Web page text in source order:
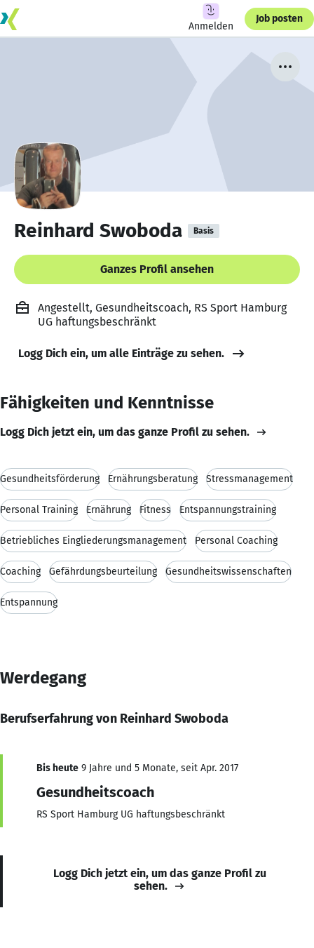
Anmelden
Job posten
Reinhard Swoboda Basis
Ganzes Profil ansehen
Angestellt, Gesundheitscoach, RS Sport Hamburg
UG haftungsbeschränkt
Logg Dich ein, um alle Einträge zu sehen.
Fähigkeiten und Kenntnisse
Logg Dich jetzt ein, um das ganze Profil zu sehen.
Gesundheitsförderung Ernährungsberatung Stressmanagement
Personal Training Ernährung Fitness Entspannungstraining
Betriebliches Eingliederungsmanagement Personal Coaching
Coaching Gefährdungsbeurteilung Gesundheitswissenschaften
Entspannung
Werdegang
Berufserfahrung von Reinhard Swoboda
Bis heute 9 Jahre und 5 Monate, seit Apr. 2017
Gesundheitscoach
RS Sport Hamburg UG haftungsbeschränkt
Logg Dich jetzt ein, um das ganze Profil zu
sehen.